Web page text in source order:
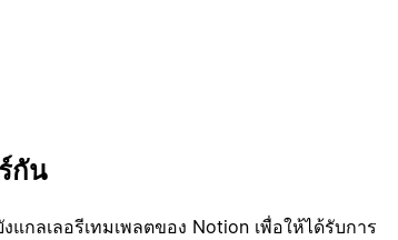
กัน
แกลเลอรีเทมเพลตของ Notion เพื่อให้ได้รับการ